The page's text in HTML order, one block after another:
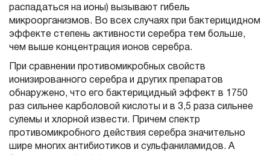
распадаться на ионы) вызывают гибель
микроорганизмов. Во всех случаях при бактерицидном
эффекте степень активности серебра тем больше,
чем выше концентрация ионов серебра.
При сравнении противомикробных свойств
ионизированного серебра и других препаратов
обнаружено, что его бактерицидный эффект в 1750
раз сильнее карболовой кислоты и в 3,5 раза сильнее
сулемы и хлорной извести. Причем спектр
противомикробного действия серебра значительно
шире многих антибиотиков и сульфаниламидов. А